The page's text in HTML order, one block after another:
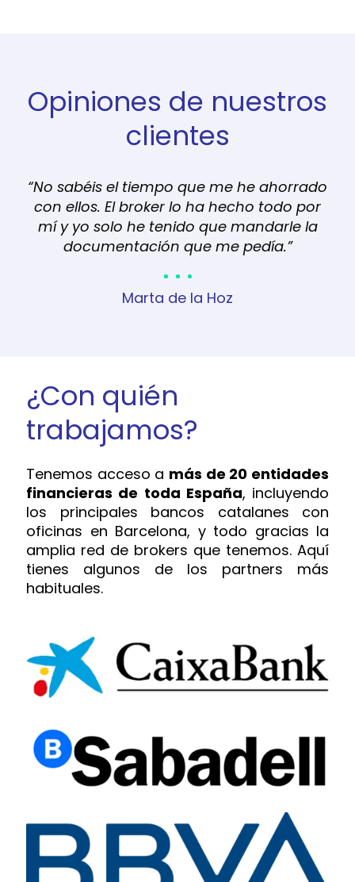
Opiniones de nuestros
clientes
“No sabéis el tiempo que me he ahorrado
con ellos. El broker lo ha hecho todo por
mí y yo solo he tenido que mandarle la
documentación que me pedía.”
Marta de la Hoz
¿Con quién
trabajamos?
Tenemos acceso a más de 20 entidades
financieras de toda España, incluyendo
los principales bancos catalanes con
oficinas en Barcelona, y todo gracias la
amplia red de brokers que tenemos. Aquí
tienes algunos de los partners más
habituales.